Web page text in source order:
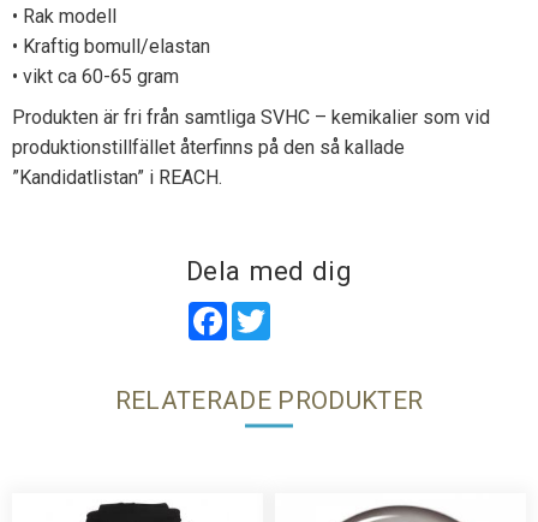
• Rak modell
• Kraftig bomull/elastan
• vikt ca 60-65 gram
Produkten är fri från samtliga SVHC – kemikalier som vid
produktionstillfället återfinns på den så kallade
”Kandidatlistan” i REACH.
Dela med dig
Facebook
RELATERADE PRODUKTER